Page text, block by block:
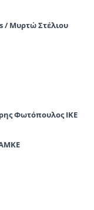
/ Μυρτώ Στέλιου
Φωτόπουλος ΙΚΕ